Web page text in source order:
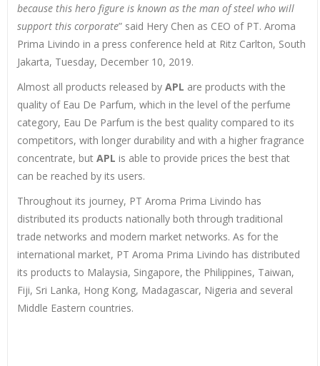
because this hero figure is known as the man of steel who will
support this corporate” said Hery Chen as CEO of PT. Aroma
Prima Livindo in a press conference held at Ritz Carlton, South
Jakarta, Tuesday, December 10, 2019.
Almost all products released by APL are products with the
quality of Eau De Parfum, which in the level of the perfume
category, Eau De Parfum is the best quality compared to its
competitors, with longer durability and with a higher fragrance
concentrate, but APL is able to provide prices the best that
can be reached by its users.
Throughout its journey, PT Aroma Prima Livindo has
distributed its products nationally both through traditional
trade networks and modern market networks. As for the
international market, PT Aroma Prima Livindo has distributed
its products to Malaysia, Singapore, the Philippines, Taiwan,
Fiji, Sri Lanka, Hong Kong, Madagascar, Nigeria and several
Middle Eastern countries.